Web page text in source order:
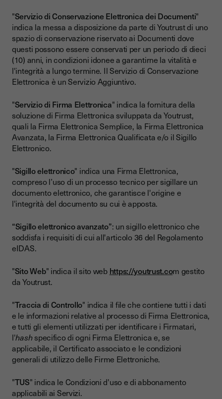
"Servizio di Conservazione Elettronica dei Documenti"
indica la messa a disposizione da parte di Youtrust di uno
spazio di conservazione riservato ai Documenti dove
questi possono essere conservati per un periodo di dieci
(10) anni, in condizioni idonee a garantirne la vitalità e
l'integrità a lungo termine. Il Servizio di Conservazione
Elettronica è un Servizio Aggiuntivo.
"Servizio di Firma Elettronica" indica la fornitura della
soluzione di Firma Elettronica sviluppata da Youtrust,
quali la Firma Elettronica Semplice, la Firma Elettronica
Avanzata, la Firma Elettronica Qualificata e/o il Sigillo
Elettronico.
"Sigillo elettronico" indica una Firma Elettronica,
compreso l’uso di un processo tecnico per sigillare un
documento elettronico, che garantisce l'origine e
l'integrità del documento su cui è apposta.
“Sigillo elettronico avanzato”: un sigillo elettronico che
soddisfa i requisiti di cui all'articolo 36 del Regolamento
eIDAS.
"Sito Web" indica il sito web https://youtrust.com gestito
da Youtrust.
"Traccia di Controllo" indica il file che contiene tutti i dati
e le informazioni relative al processo di Firma Elettronica,
e tutti gli elementi utilizzati per identificare i Firmatari,
l'hashspecifico di ogni Firma Elettronica e, se
applicabile, il Certificato associato e le condizioni
generali di utilizzo delle Firme Elettroniche.
"TUS" indica le Condizioni d'uso e di abbonamento
applicabili ai Servizi.